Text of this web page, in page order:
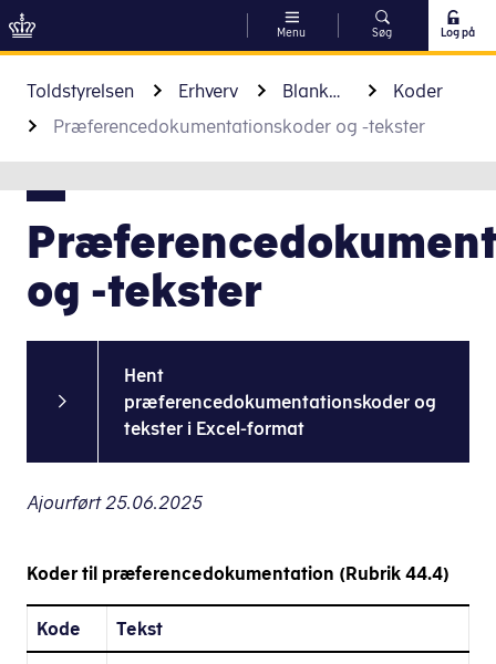
Gå til indhold
Menu Søg Log på
Toldstyrelsen Erhverv Blanketter og koder
Koder
Præferencedokumentationskoder og -tekster
og -tekster
Hent
præferencedokumentationskoder og
tekster i Excel-format
Ajourført 25.06.2025
Koder til præferencedokumentation (Rubrik 44.4)
Kode Tekst